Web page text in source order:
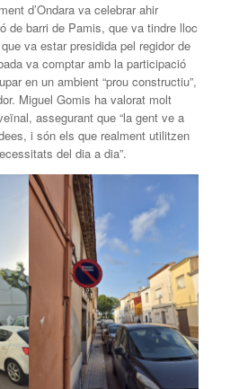
d’Ondara va celebrar ahir
de barri de Pamis, que va tindre lloc
va estar presidida pel regidor de
va comptar amb la participació
en un ambient “prou constructiu”,
Miguel Gomis ha valorat molt
assegurant que “la gent ve a
i són els que realment utilitzen
del dia a dia”.